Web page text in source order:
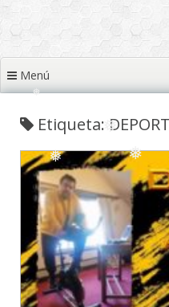
❅
❅
❅ ❅
❅
Menú
Etiqueta: